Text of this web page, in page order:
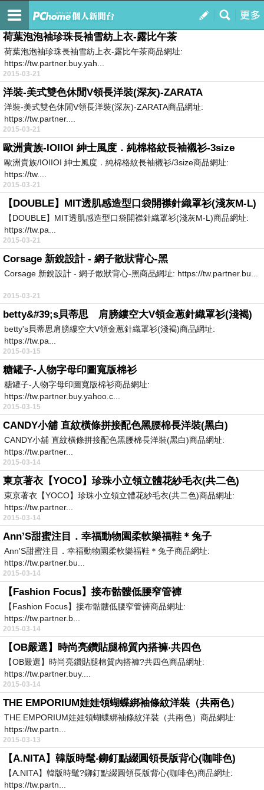
我的
訂閱
我的Blog
荷葉泡泡袖珍珠長袖雪紡上衣-露比午茶
荷葉泡泡袖珍珠長袖雪紡上衣-露比午茶商品網址:
https://tw.partner.buy.yah...
2015-03-21
洋裝-美式雙色休閒V領長洋裝(深灰)-ZARATA
洋裝-美式雙色休閒V領長洋裝(深灰)-ZARATA商品網址:
https://tw.partner....
2015-03-21
歐洲貴族-IOIIOI 紳士風度．純棉格紋長袖襯衫-3size
歐洲貴族/IOIIOI 紳士風度．純棉格紋長袖襯衫/3size商品網址:
https://tw....
2015-03-21
【DOUBLE】MIT透肌感造型口袋開襟針織罩衫(淺灰M-L)
【DOUBLE】MIT透肌感造型口袋開襟針織罩衫(淺灰M-L)商品網址:
https://tw.pa...
2015-03-21
Corsage 新銳設計 - 網子散狀背心-黑
Corsage 新銳設計 - 網子散狀背心-黑商品網址: https://tw.partner.bu...
2015-03-21
betty&#39;s貝蒂思 肩膀縷空大V領金蔥針織罩衫(淺褐)
betty's貝蒂思肩膀縷空大V領金蔥針織罩衫(淺褐)商品網址:
https://tw.pa...
2015-03-15
糖罐子-人物字母印圖寬版棉衫
糖罐子-人物字母印圖寬版棉衫商品網址:
https://tw.partner.buy.yahoo.c...
2015-03-15
CANDY小舖 直紋橫條拼接配色黑腰棉長洋裝(黑白)
CANDY小舖 直紋橫條拼接配色黑腰棉長洋裝(黑白)商品網址:
https://tw.partner...
2015-03-14
東京著衣【YOCO】珍珠小立領立體花紗毛衣(共二色)
東京著衣【YOCO】珍珠小立領立體花紗毛衣(共二色)商品網址:
https://tw.partner...
2015-03-14
Ann’S甜蜜注目．幸福動物園柔軟樂福鞋＊兔子
Ann'S甜蜜注目．幸福動物園柔軟樂福鞋＊兔子商品網址:
https://tw.partner.bu...
2015-03-14
【Fashion Focus】接布骷髏低腰窄管褲
【Fashion Focus】接布骷髏低腰窄管褲商品網址:
https://tw.partner.b...
2015-03-14
【OB嚴選】時尚亮鑽貼腿棉質內搭褲‧共四色
【OB嚴選】時尚亮鑽貼腿棉質內搭褲?共四色商品網址:
https://tw.partner.buy....
2015-03-14
THE EMPORIUM娃娃領蝴蝶綁袖條紋洋裝（共兩色）
THE EMPORIUM娃娃領蝴蝶綁袖條紋洋裝（共兩色）商品網址:
https://tw.partn...
2015-03-13
【A.NITA】韓版時髦‧鉚釘點綴圓領長版背心(咖啡色)
【A.NITA】韓版時髦?鉚釘點綴圓領長版背心(咖啡色)商品網址:
https://tw.partn...